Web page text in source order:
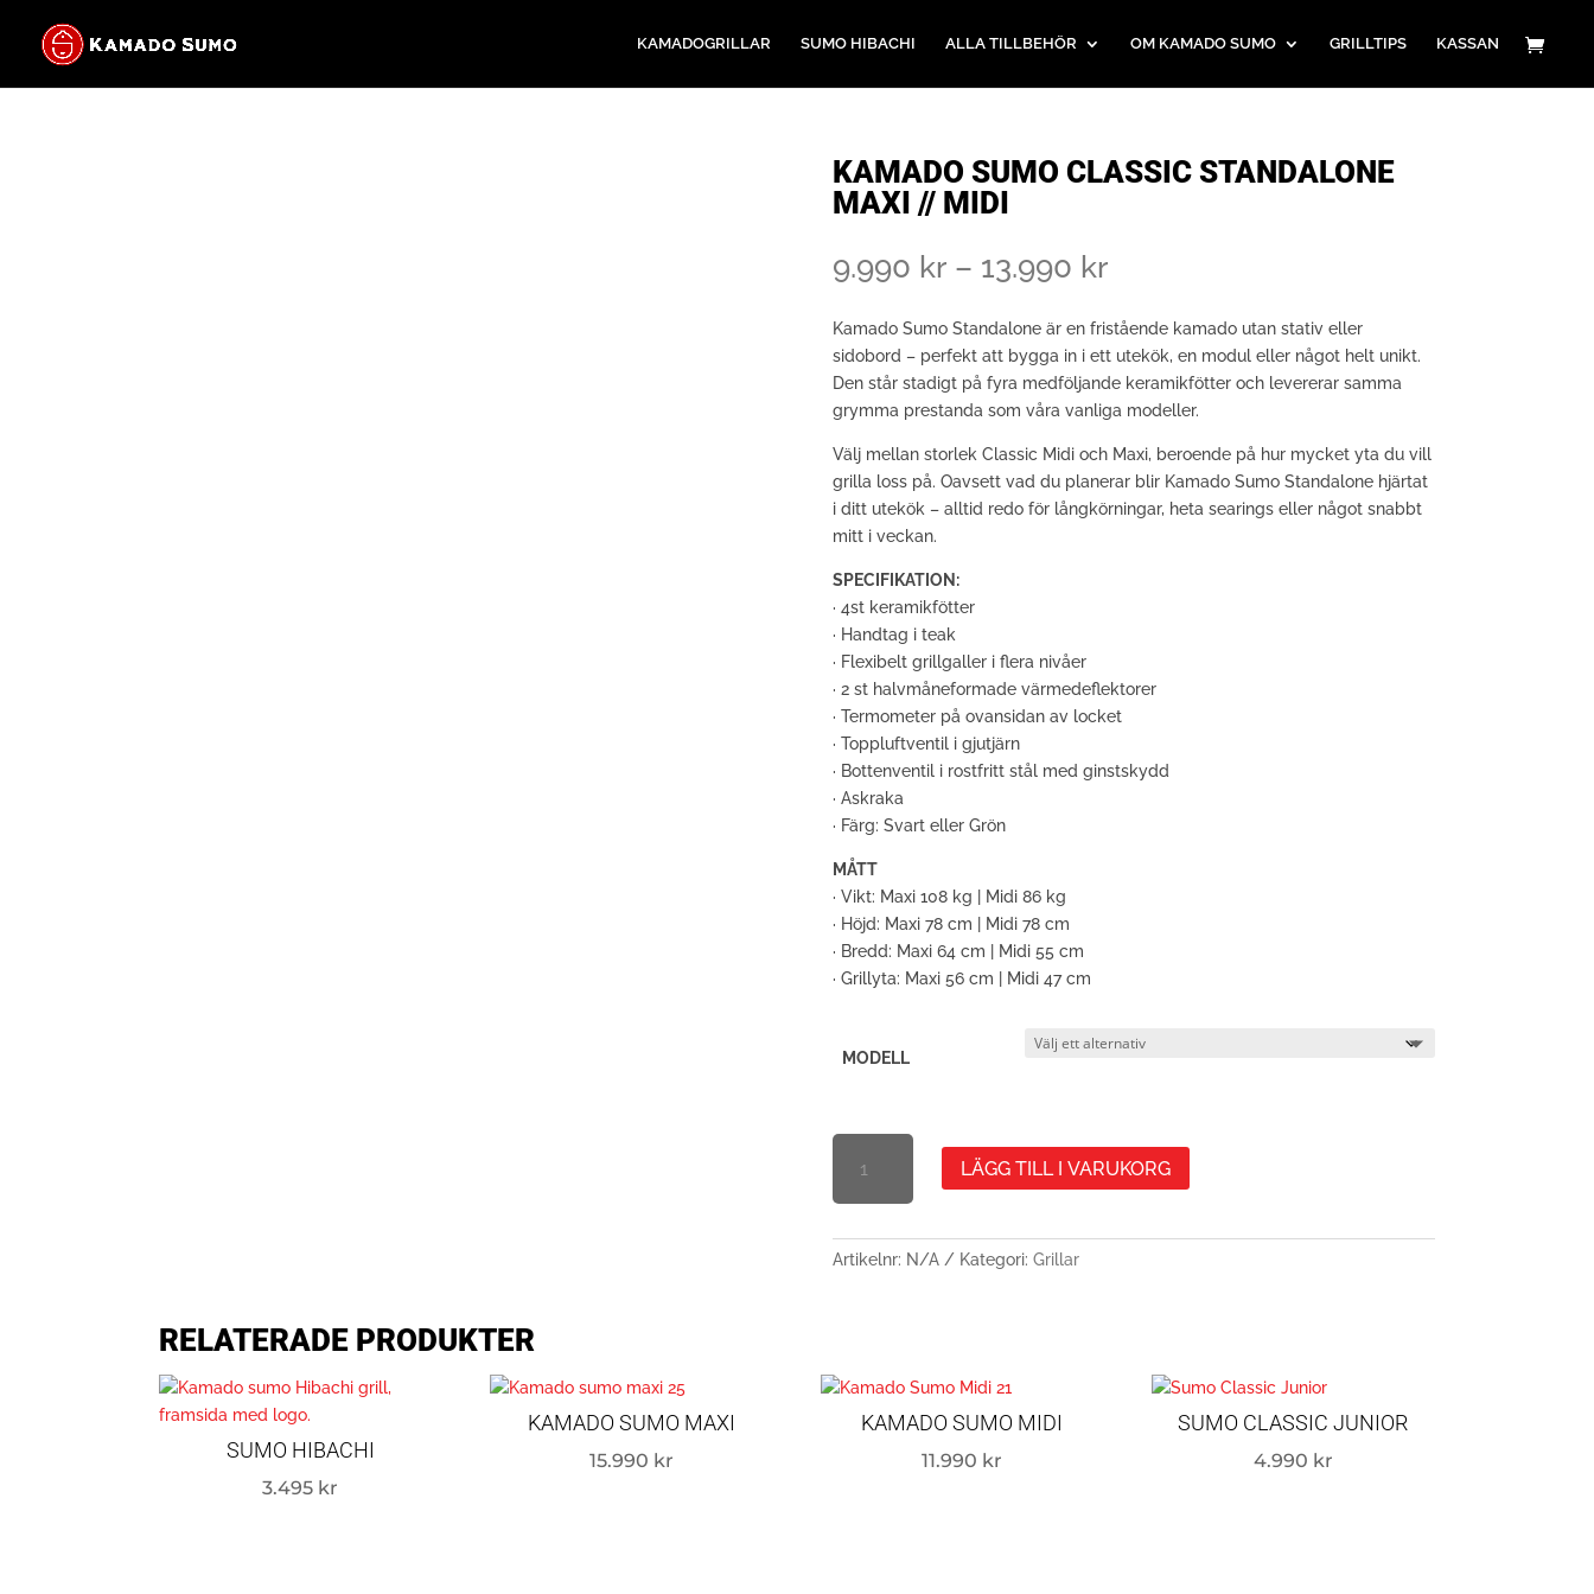
KAMADOGRILLAR SUMO HIBACHI ALLA TILLBEHÖR OM KAMADO SUMO GRILLTIPS KASSAN
KAMADO SUMO CLASSIC STANDALONE
MAXI // MIDI
9.990 kr – 13.990 krPrisintervall:
till
13.990 kr
Kamado Sumo Standalone är en fristående kamado utan stativ eller
sidobord – perfekt att bygga in i ett utekök, en modul eller något helt unikt.
Den står stadigt på fyra medföljande keramikfötter och levererar samma
grymma prestanda som våra vanliga modeller.
Välj mellan storlek Classic Midi och Maxi, beroende på hur mycket yta du vill
grilla loss på. Oavsett vad du planerar blir Kamado Sumo Standalone hjärtat
i ditt utekök – alltid redo för långkörningar, heta searings eller något snabbt
mitt i veckan.
SPECIFIKATION:
· 4st keramikfötter
· Handtag i teak
· Flexibelt grillgaller i flera nivåer
· 2 st halvmåneformade värmedeflektorer
· Termometer på ovansidan av locket
· Toppluftventil i gjutjärn
· Bottenventil i rostfritt stål med ginstskydd
· Askraka
· Färg: Svart eller Grön
MÅTT
· Vikt: Maxi 108 kg | Midi 86 kg
· Höjd: Maxi 78 cm | Midi 78 cm
· Bredd: Maxi 64 cm | Midi 55 cm
· Grillyta: Maxi 56 cm | Midi 47 cm
MODELL
SUMO
CLASSIC
MAXI
LÄGG TILL I VARUKORG
Artikelnr: N/A Kategori: Grillar
RELATERADE PRODUKTER
SUMO HIBACHI
3.495 kr
KAMADO SUMO MAXI
15.990 kr
KAMADO SUMO MIDI
11.990 kr
SUMO CLASSIC JUNIOR
4.990 kr